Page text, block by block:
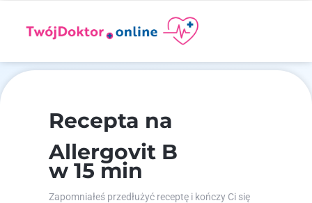
Recepta na
Allergovit B
w 15 min
Zapomniałeś przedłużyć receptę i kończy Ci się